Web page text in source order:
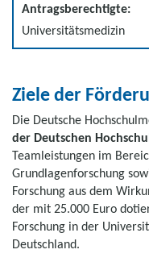
Antragsberechtigte:
Universitätsmedizin
Ziele der
Die Deutsche
der Deutschen
Teamleistungen im
Grundlagenforschung
Forschung aus dem
der mit 25.000 Euro
Forschung in der
Deutschland.